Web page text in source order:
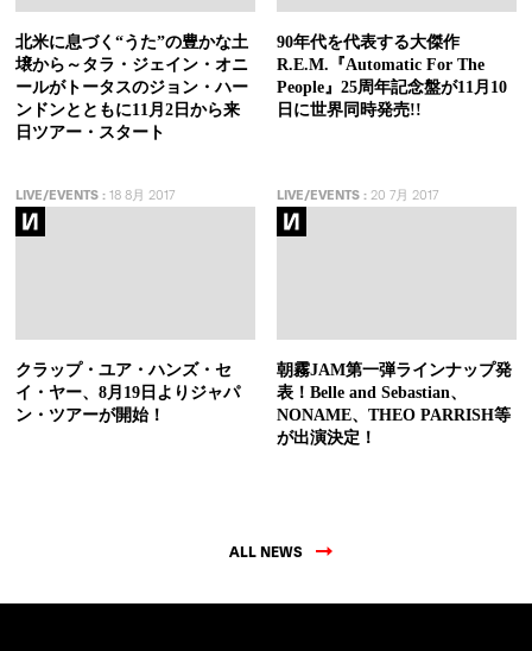
北米に息づく“うた”の豊かな土
壌から～タラ・ジェイン・オニ
ールがトータスのジョン・ハー
ンドンとともに11月2日から来
日ツアー・スタート
90年代を代表する大傑作
R.E.M.『Automatic For The
People』25周年記念盤が11月10
日に世界同時発売!!
LIVE/EVENTS : 18 8月 2017
クラップ・ユア・ハンズ・セ
イ・ヤー、8月19日よりジャパ
ン・ツアーが開始！
LIVE/EVENTS:20 7月 2017
朝霧JAM第一弾ラインナップ発
表！Belle and Sebastian、
NONAME、THEO PARRISH等
が出演決定！
ALL NEWS